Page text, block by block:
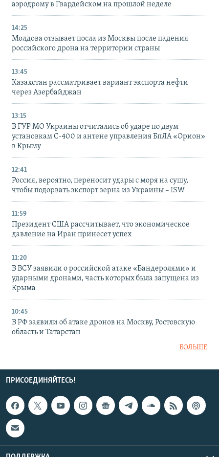
аэродрому в Гвардейском на прошлой неделе
14:25
Молдова отзывает посла из Москвы после падения
российского дрона на территории страны
13:45
Казахстан рассматривает вариант экспорта нефти
через Азербайджан
13:15
В ГУР МО Украины отчитались об ударе по двум
установкам С-400 и антене управления БпЛА «Орион»
в Крыму
12:41
Россия, вероятно, переносит удары с моря на сушу,
чтобы подорвать экспорт зерна из Украины – ISW
11:59
Президент США рассчитывает, что экономическое
давление на Иран принесет успех
11:20
В ВСУ заявили о российской атаке «Бандеролями» и
ударными дронами, часть которых была запущена из
Крыма
10:45
В РФ заявили об атаке дронов на Москву, Ростовскую
область и Татарстан
БОЛЬШЕ
ПРИСОЕДИНЯЙТЕСЬ!